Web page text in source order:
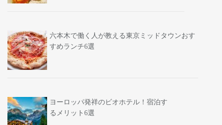
六本木で働く人が教える東京ミッドタウンおす
すめランチ6選
ヨーロッパ発祥のビオホテル！宿泊す
るメリット6選